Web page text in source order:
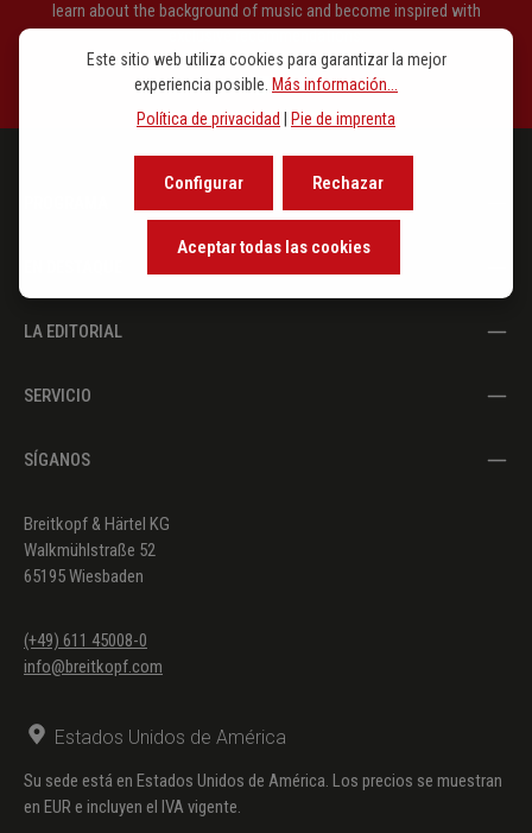
learn about the background of music and become inspired with
LA EDITORIAL
SERVICIO
SÍGANOS
Breitkopf & Härtel KG
Walkmühlstraße 52
65195 Wiesbaden
(+49) 611 45008-0
info@breitkopf.com
Estados Unidos de América
Su sede está en Estados Unidos de América. Los precios se muestran
en EUR e incluyen el IVA vigente.
Este sitio web utiliza cookies para garantizar la mejor
experiencia posible. Más información...
Política de privacidad
Pie de imprenta
Rechazar
Configurar
Aceptar todas las cookies